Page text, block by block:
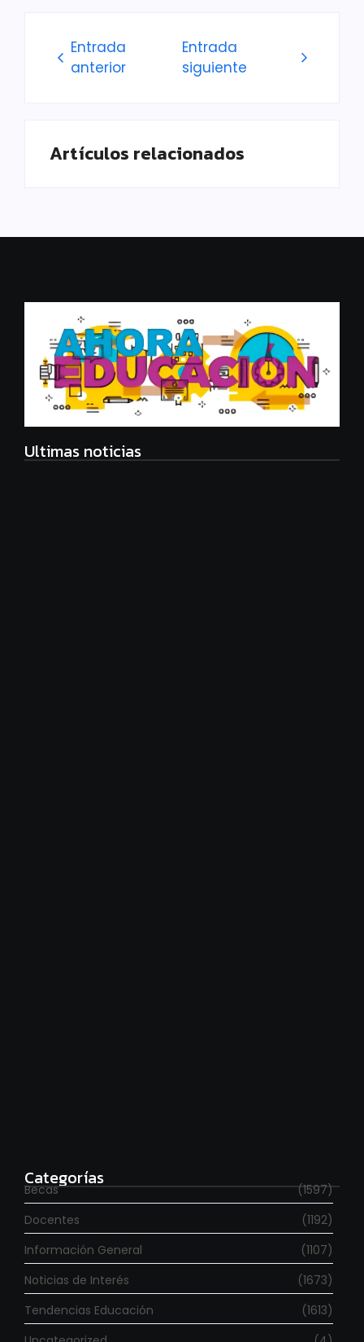
Entrada
anterior
Entrada
siguiente
Artículos relacionados
Ultimas noticias
Categorías
Becas
(1597)
Docentes
(1192)
Información General
(1107)
Noticias de Interés
(1673)
Tendencias Educación
(1613)